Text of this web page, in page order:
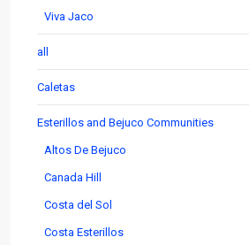
Viva Jaco
all
Caletas
Esterillos and Bejuco Communities
Altos De Bejuco
Canada Hill
Costa del Sol
Costa Esterillos